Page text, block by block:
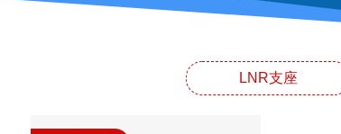
LNR支座